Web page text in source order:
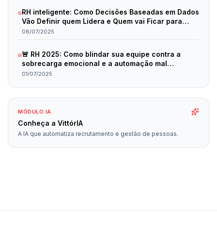
RH inteligente: Como Decisões Baseadas em Dados
Vão Definir quem Lidera e Quem vai Ficar para
Trás em 2025
08/07/2025
🚨 RH 2025: Como blindar sua equipe contra a
sobrecarga emocional e a automação mal
planejada
01/07/2025
MÓDULO IA
Conheça a VittórIA
A IA que automatiza recrutamento e gestão de pessoas.